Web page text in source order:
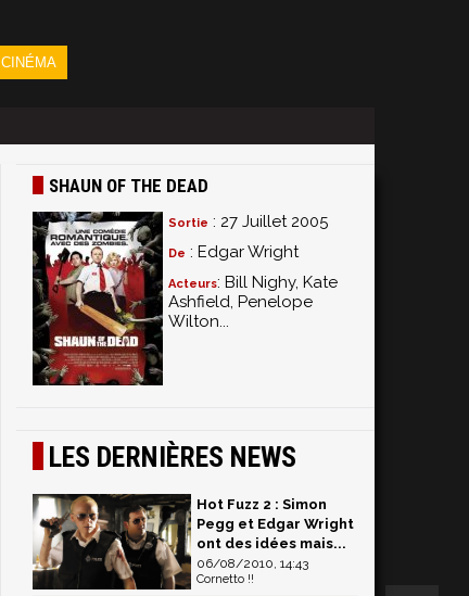
CINÉMA
SHAUN OF THE DEAD
Sortie : 27 Juillet 2005
De : Edgar Wright
Acteurs: Bill Nighy, Kate
Ashfield, Penelope
Wilton...
LES DERNIÈRES NEWS
Hot Fuzz 2 : Simon
Pegg et Edgar Wright
ont des idées mais...
06/08/2010, 14:43
Cornetto !!